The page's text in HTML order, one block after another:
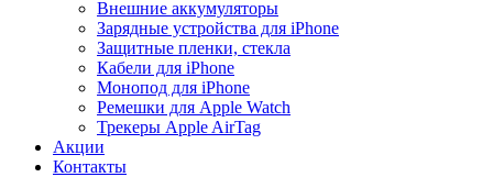
Внешние аккумуляторы
Зарядные устройства для iPhone
Защитные пленки, стекла
Кабели для iPhone
Монопод для iPhone
Ремешки для Apple Watch
Трекеры Apple AirTag
Акции
Контакты